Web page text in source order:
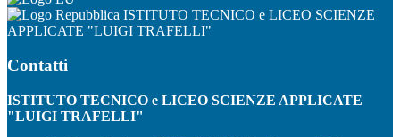
ISTITUTO TECNICO e LICEO SCIENZE
APPLICATE "LUIGI TRAFELLI"
Contatti
ISTITUTO TECNICO e LICEO SCIENZE APPLICATE
"LUIGI TRAFELLI"